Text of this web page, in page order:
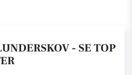
- SE TOP